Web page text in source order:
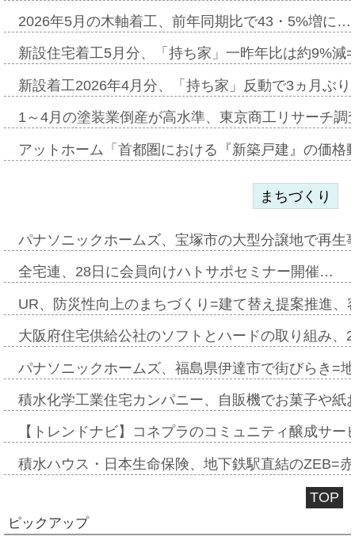
2026年5月の木軸着工、前年同期比で43・5%増に…
新設住宅着工5月分、「持ち家」一昨年比は約9%
新設着工2026年4月分、「持ち家」反動で3ヵ月ぶ
1～4月の塗装業倒産が高水準、東京商工リサーチ
アットホーム「首都圏における『新築戸建』の価
まちづくり
パナソニックホームズ、宝塚市の大型分譲地で再
全宅連、28日に会員向けハトサポセミナー開催…
UR、防災性向上のまちづくり=建て替え提案推進
大阪府住宅供給公社のソフトとハードの取り組み
パナソニックホームズ、福島県伊達市で街びらき=
積水化学工業住宅カンパニー、自販機でお菓子や
【トレンドナビ】コネプラのコミュニティ醸成サ
積水ハウス・日本生命保険、地下鉄駅直結のZEB=
TOP
ピックアップ